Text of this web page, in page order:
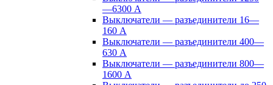
—6300 А
Выключатели — разъединители 16—
160 А
Выключатели — разъединители 400—
630 А
Выключатели — разъединители 800—
1600 А